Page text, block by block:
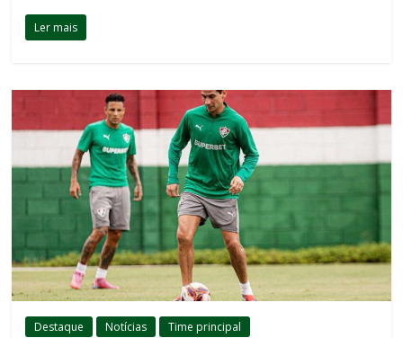
Ler mais
Destaque Notícias Time principal